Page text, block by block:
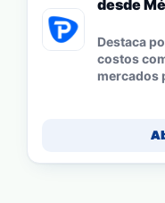
desde
Destaca
costos
mercados